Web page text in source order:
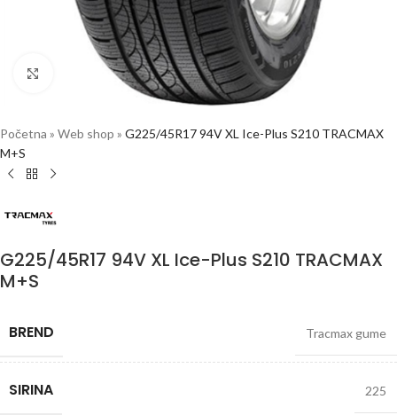
Click to enlarge
Početna » Web shop » G225/45R17 94V XL Ice-Plus S210 TRACMAX
M+S
G225/45R17 94V XL Ice-Plus S210 TRACMAX
M+S
BREND Tracmax gume
SIRINA 225